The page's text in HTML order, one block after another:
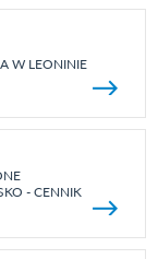
W LEONINIE
- CENNIK